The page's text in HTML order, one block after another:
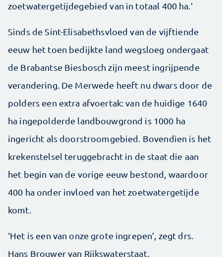
zoetwatergetijdegebied van in totaal 400 ha.’
Sinds de Sint-Elisabethsvloed van de vijftiende
eeuw het toen bedijkte land wegsloeg ondergaat
de Brabantse Biesbosch zijn meest ingrijpende
verandering. De Merwede heeft nu dwars door de
polders een extra afvoertak: van de huidige 1640
ha ingepolderde landbouwgrond is 1000 ha
ingericht als doorstroomgebied. Bovendien is het
krekenstelsel teruggebracht in de staat die aan
het begin van de vorige eeuw bestond, waardoor
400 ha onder invloed van het zoetwatergetijde
komt.
‘Het is een van onze grote ingrepen’, zegt drs.
Hans Brouwer van Rijkswaterstaat,